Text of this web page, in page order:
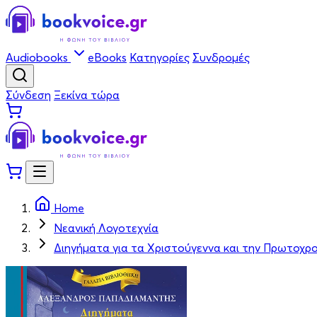
Audiobooks eBooks Κατηγορίες Συνδρομές
Σύνδεση Ξεκίνα τώρα
Home
Νεανική Λογοτεχνία
Διηγήματα για τα Χριστούγεννα και την